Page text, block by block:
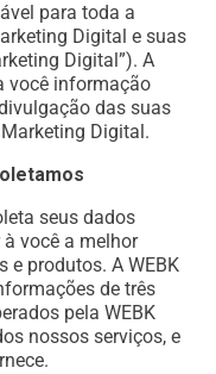
para toda a
Digital e suas
Digital”). A
você informação
das suas
Digital.
seus dados
você a melhor
e produtos. A WEBK
de três
pela WEBK
nossos serviços, e